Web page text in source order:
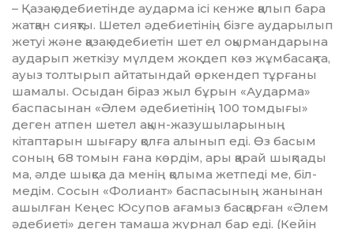
– Қазақ әдебиетінде аударма ісі кен­же қалып бара
жатқан сияқты. Шетел әдебиетінің бізге аударылып
жетуі және қазақ әдебиетін шет ел оқырмандарына
аударып жет­­кізу мүлдем жоқ деп көз жұм­ба­сақ та,
ауыз толтырып айтатындай өркендеп тұрғаны
шамалы. Осыдан біраз жыл бұрын «Аударма»
баспасынан «Әлем әдебиетінің 100 томдығы»
деген атпен шетел ақын-жазу­шыларының
кітаптарын шы­ғару қолға алынып еді. Өз басым
соның 68 томын ғана көрдім, ары қарай шықпады
ма, әлде шық­са да менің қолыма жетпеді ме, біл­
медім. Сосын «Фолиант» баспа­сының жанынан
ашылған Кеңес Юсупов ағамыз басқарған «Әлем
әдебиеті» де­ген тамаша журнал бар еді. (Кейін